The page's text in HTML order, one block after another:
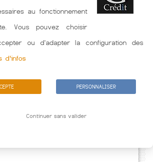
l'emprunteur.au fonctionnement
Vous pouvez choisir
ou d'adapter la configuration des
d'infos
PERSONNALISER
Continuer sans valider